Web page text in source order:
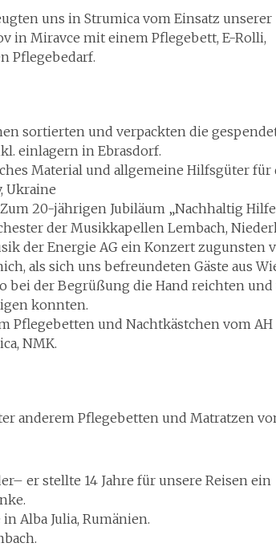
uns in Strumica vom Einsatz unserer
in Miravce mit einem Pflegebett, E-Rolli,
Pflegebedarf.
sortierten und verpackten die
einlagern in Ebrasdorf.
Material und allgemeine Hilfsgüter für
Ukraine
20-jährigen Jubiläum „Nachhaltig
der Musikkapellen Lembach,
der Energie AG ein Konzert zugunsten
als sich uns befreundeten Gäste aus
bei der Begrüßung die Hand reichten
konnten.
Pflegebetten und Nachtkästchen vom AH
NMK.
anderem Pflegebetten und Matratzen
er stellte 14 Jahre für unsere Reisen ein
Alba Julia, Rumänien.